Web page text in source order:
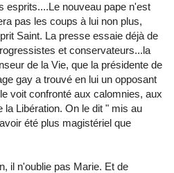
esprits....Le nouveau pape n'est
pas les coups à lui non plus,
Saint. La presse essaie déjà de
et conservateurs...la
de la Vie, que la présidente de
gay a trouvé en lui un opposant
voit confronté aux calomnies, aux
la Libération. On le dit " mis au
été plus magistériel que
il n'oublie pas Marie. Et de